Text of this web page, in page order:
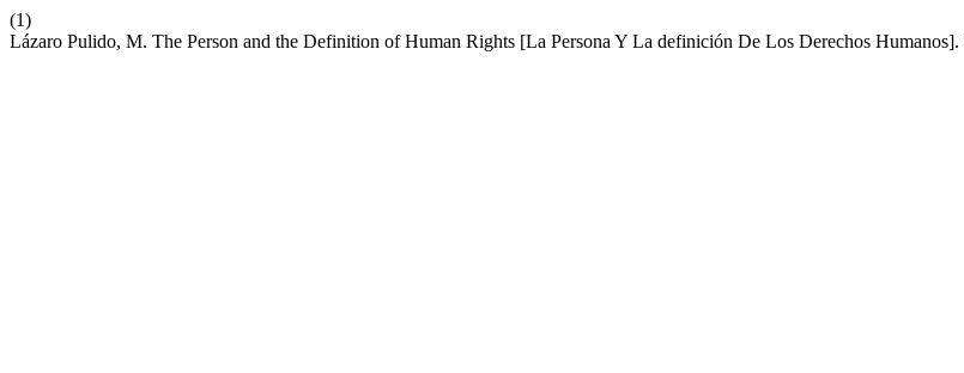
(1)
Lázaro Pulido, M. The Person and the Definition of Human Rights [La Persona Y La definición De Los Derechos Humanos].